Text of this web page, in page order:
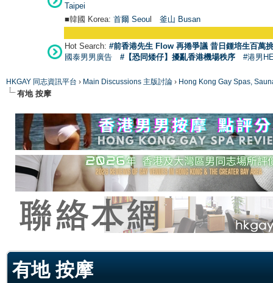
Taipei
■韓國 Korea: 首爾 Seoul 釜山 Busan
Hot Search: #前香港先生 Flow 再捲爭議 昔日鍾培生百萬
國泰男男廣告
#【恐同矮仔】擾亂香港機場秩序 #港男
HKGAY 同志資訊平台 › Main Discussions 主版討論 › Hong Kong Gay Spas,
有地 按摩
有地 按摩